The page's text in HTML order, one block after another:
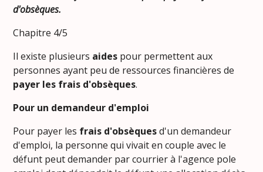
d'obsèques.
Chapitre 4/5
Il existe plusieurs aides pour permettent aux
personnes ayant peu de ressources financières de
payer les frais d'obsèques.
Pour un demandeur d'emploi
Pour payer les frais d'obsèquesd'un demandeur
d'emploi, la personne qui vivait en couple avec le
défunt peut demander par courrier à l'agence pole